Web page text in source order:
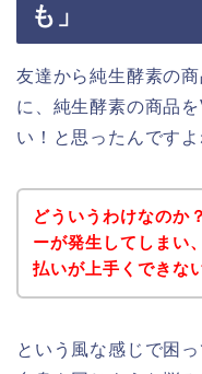
も」
友達から純生酵素の
に、純生酵素の商品
い！と思ったんですよ
どういうわけなのか
ーが発生してしまい
払いが上手くできな
という風な感じで困